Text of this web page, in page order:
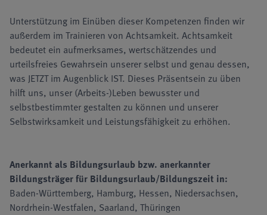
Unterstützung im Einüben dieser Kompetenzen finden wir
außerdem im Trainieren von Achtsamkeit. Achtsamkeit
bedeutet ein aufmerksames, wertschätzendes und
urteilsfreies Gewahrsein unserer selbst und genau dessen,
was JETZT im Augenblick IST. Dieses Präsentsein zu üben
hilft uns, unser (Arbeits-)Leben bewusster und
selbstbestimmter gestalten zu können und unserer
Selbstwirksamkeit und Leistungsfähigkeit zu erhöhen.
Anerkannt als Bildungsurlaub bzw. anerkannter
Bildungsträger für Bildungsurlaub/Bildungszeit in:
Baden-Württemberg, Hamburg, Hessen, Niedersachsen,
Nordrhein-Westfalen, Saarland, Thüringen